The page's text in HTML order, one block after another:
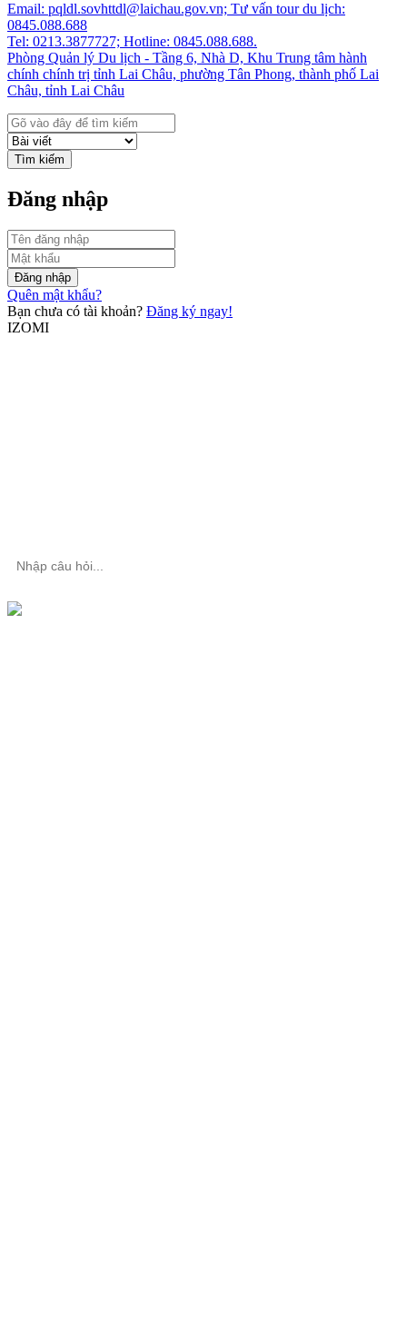
Email: pqldl.sovhttdl@laichau.gov.vn; Tư vấn tour du lịch:
0845.088.688
Tel: 0213.3877727; Hotline: 0845.088.688.
Phòng Quản lý Du lịch - Tầng 6, Nhà D, Khu Trung tâm hành
chính chính trị tỉnh Lai Châu, phường Tân Phong, thành phố Lai
Châu, tỉnh Lai Châu
Tìm kiếm
Đăng nhập
Đăng nhập
Quên mật khẩu?
Bạn chưa có tài khoản? Đăng ký ngay!
IZOMI